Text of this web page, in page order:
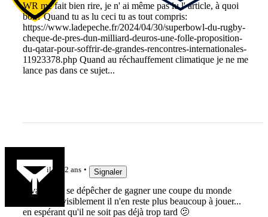
WR me fait bien rire, je n' ai même pas lu l' article, à quoi
bon? Quand tu as lu ceci tu as tout compris:
https://www.ladepeche.fr/2024/04/30/superbowl-du-rugby-
cheque-de-pres-dun-milliard-deuros-une-folle-proposition-
du-qatar-pour-soffrir-de-grandes-rencontres-internationales-
11923378.php Quand au réchauffement climatique je ne me
lance pas dans ce sujet...
il y a 2 ans Signaler
Il va falloir se dépêcher de gagner une coupe du monde
parce que visiblement il n'en reste plus beaucoup à jouer...
en espérant qu'il ne soit pas déjà trop tard 🫤